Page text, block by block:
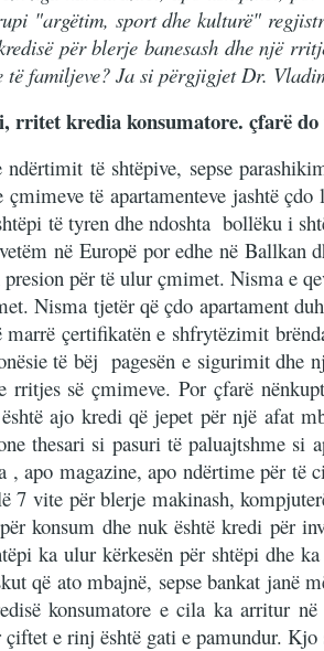
"argëtim, sport dhe kulturë"
për blerje banesash dhe një
të familjeve? Ja si përgjigjet Dr.
rritet kredia konsumatore. çfarë
të shtëpive, sepse
të apartamenteve jashtë
të tyren dhe ndoshta bollëku i
në Europë por edhe në Ballkan
për të ulur çmimet. Nisma e
Nisma tjetër që çdo apartament
çertifikatën e shfrytëzimit
të bëj pagesën e sigurimit dhe
së çmimeve. Por çfarë
ajo kredi që jepet për një afat
thesari si pasuri të paluajtshme si
apo magazine, apo ndërtime për
vite për blerje makinash,
konsum dhe nuk është kredi për
ka ulur kërkesën për shtëpi dhe
që ato mbajnë, sepse bankat
konsumatore e cila ka arritur
e rinj është gati e pamundur. Kjo